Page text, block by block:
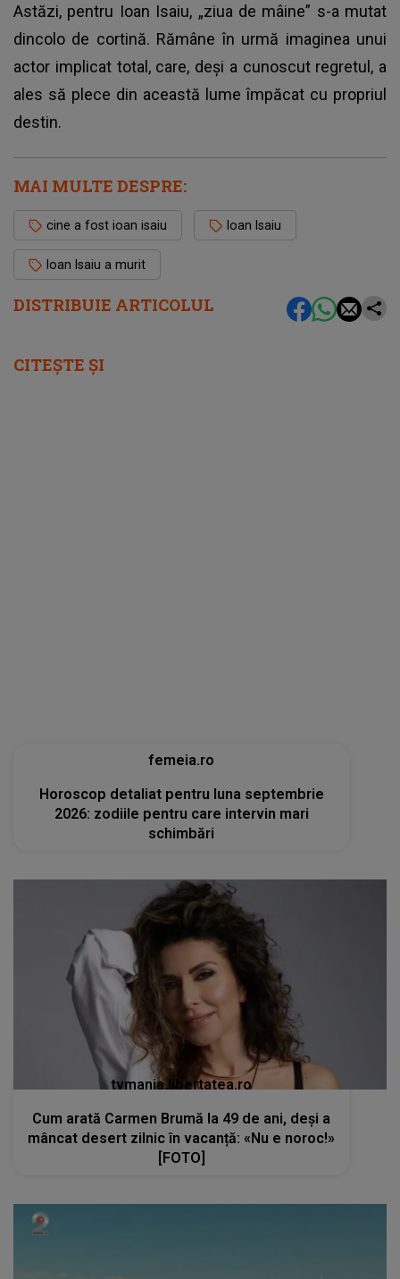
DISTRIBUIE ARTICOLUL
Astăzi, pentru Ioan Isaiu, „ziua de mâine” s-a mutat
dincolo de cortină. Rămâne în urmă imaginea unui
actor implicat total, care, deși a cunoscut regretul, a
ales să plece din această lume împăcat cu propriul
destin.
MAI MULTE DESPRE:
cine a fost ioan isaiu Ioan Isaiu
Ioan Isaiu a murit
CITEȘTE ȘI
femeia.ro
Horoscop detaliat pentru luna septembrie
2026: zodiile pentru care intervin mari
schimbări
tvmania.libertatea.ro
Cum arată Carmen Brumă la 49 de ani, deși a
mâncat desert zilnic în vacanță: «Nu e noroc!»
[FOTO]